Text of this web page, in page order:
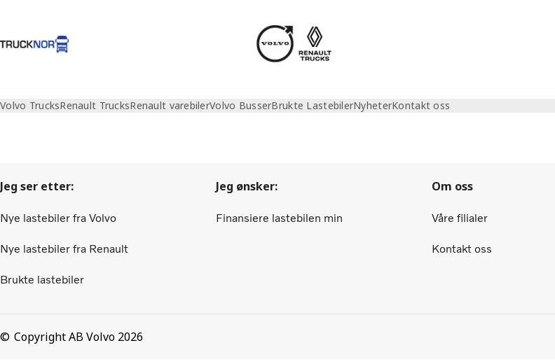
Volvo TrucksRenault TrucksRenault varebilerVolvo BusserBrukte LastebilerNyheterKontakt oss
Jeg ser etter:
Nye lastebiler fra Volvo
Nye lastebiler fra Renault
Brukte lastebiler
Jeg ønsker:
Finansiere lastebilen min
Om oss
Våre filialer
Kontakt oss
Copyright AB Volvo 2026